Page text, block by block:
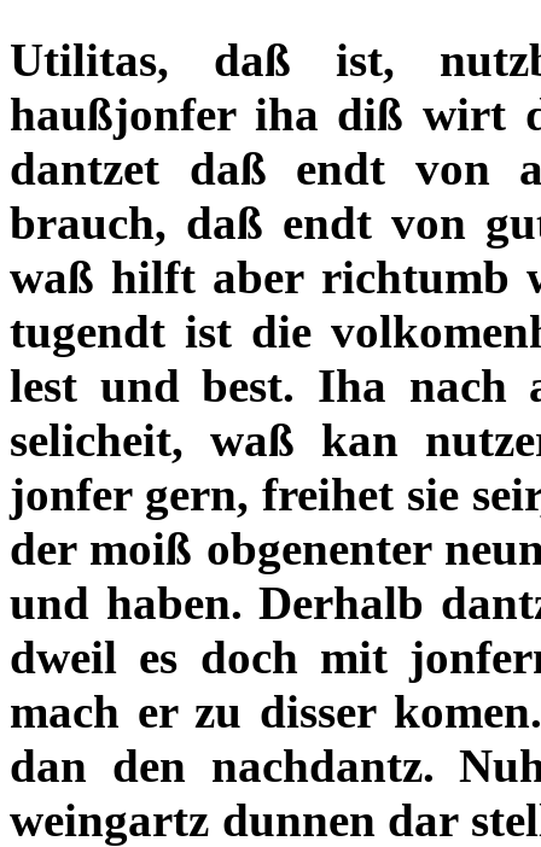
Utilitas, daß ist,
haußjonfer iha diß wirt
dantzet daß endt von
brauch, daß endt von
waß hilft aber richtumb
tugendt ist die
lest und best. Iha nach
selicheit, waß kan
jonfer gern, freihet sie
der moiß obgenenter
und haben. Derhalb
dweil es doch mit
mach er zu disser
dan den nachdantz.
weingartz dunnen dar